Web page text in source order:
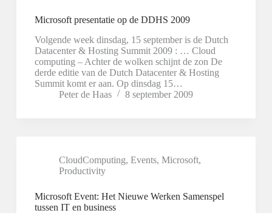
Microsoft presentatie op de DDHS 2009
Volgende week dinsdag, 15 september is de Dutch
Datacenter & Hosting Summit 2009 : … Cloud
computing – Achter de wolken schijnt de zon De
derde editie van de Dutch Datacenter & Hosting
Summit komt er aan. Op dinsdag 15…
Peter de Haas
8 september 2009
CloudComputing, Events, Microsoft,
Productivity
Microsoft Event: Het Nieuwe Werken Samenspel
tussen IT en business